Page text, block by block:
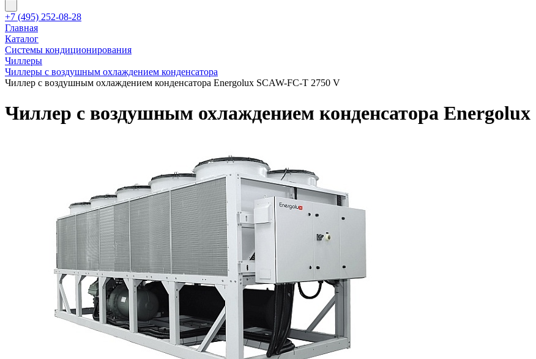
+7 (495) 252-08-28
Главная
Каталог
Системы кондиционирования
Чиллеры
Чиллеры с воздушным охлаждением конденсатора
Чиллер с воздушным охлаждением конденсатора Energolux SCAW-FC-T 2750 V
Чиллер с воздушным охлаждением конденсатора